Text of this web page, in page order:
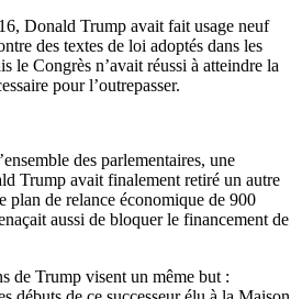
Donald Trump avait fait usage neuf
des textes de loi adoptés dans les
le Congrès n’avait réussi à atteindre la
pour l’outrepasser.
des parlementaires, une
Trump avait finalement retiré un autre
plan de relance économique de 900
aussi de bloquer le financement de
de Trump visent un même but :